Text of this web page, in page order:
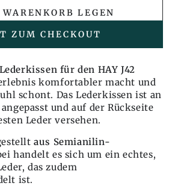
LEGEN
ZUM CHECKOUT
für den HAY J42
komfortabler macht und
schont. Das Lederkissen ist an
und auf der Rückseite
Leder versehen.
aus Semianilin-
handelt es sich um ein echtes,
das zudem
ist.